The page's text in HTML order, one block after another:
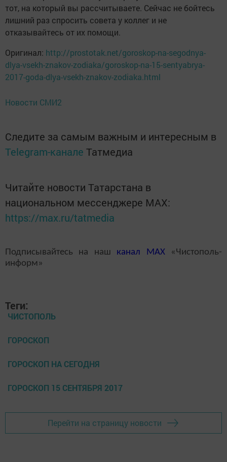
тот, на который вы рассчитываете. Сейчас не бойтесь
лишний раз спросить совета у коллег и не
отказывайтесь от их помощи.
Оригинал: http://prostotak.net/goroskop-na-segodnya-
dlya-vsekh-znakov-zodiaka/goroskop-na-15-sentyabrya-
2017-goda-dlya-vsekh-znakov-zodiaka.html
Новости СМИ2
Следите за самым важным и интересным в
Telegram-канале Татмедиа
Читайте новости Татарстана в
национальном мессенджере MАХ:
https://max.ru/tatmedia
Подписывайтесь на наш канал MAX«Чистополь-
информ»
Теги:
ЧИСТОПОЛЬ
ГОРОСКОП
ГОРОСКОП НА СЕГОДНЯ
ГОРОСКОП 15 СЕНТЯБРЯ 2017
Перейти на страницу новости